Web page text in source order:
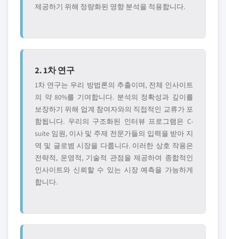
제공하기 위해 정량화된 영향 분석을 적용합니다.
2. 1차 연구
1차 연구는 우리 방법론의 추출이며, 전체 인사이트
의 약 80%를 기여합니다. 분석의 정확성과 깊이를
보장하기 위해 업계 참여자와의 직접적인 교류가 포
함됩니다. 우리의 구조화된 인터뷰 프로그램은 C-
suite 임원, 이사 및 주제 전문가들의 입력을 받아 지
역 및 글로볌 시장을 다룹니다. 이러한 상호 작용은
전략적, 운영적, 기술적 관점을 제공하여 종합적인
인사이트와 신뢰할 수 있는 시장 예측을 가능하게
합니다.